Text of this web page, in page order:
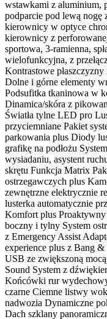
wstawkami z aluminium,
podparcie pod lewą nogę
kierownicy w optyce
kierownicy z
sportowa, 3-ramienna,
wielofunkcyjna, z
Kontrastowe
Dolne i górne elementy
Podsufitka tkaninowa w
Dinamica/skóra z
Światła tylne LED pro
przyciemniane Pakiet
parkowania plus Diody
grafikę na podłożu
wysiadaniu, asystent
skrętu Funkcja Matrix
ostrzegawczych plus
zewnętrzne elektrycznie
lusterka automatycznie
Komfort plus Proaktywny
boczny i tylny System
z Emergency Assist
experience plus z Bang &
USB ze zwiększoną
Sound System z
Końcówki rur
czarne Ciemne listwy
nadwozia Dynamiczne
Dach szklany